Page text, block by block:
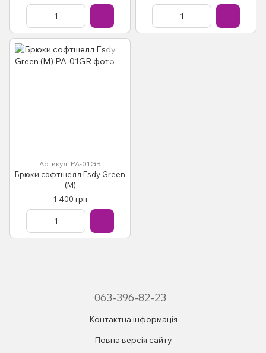
Артикул: PA-01GR
Брюки софтшелл Esdy Green
(M)
1 400 грн
063-396-82-23
Контактна інформація
Повна версія сайту